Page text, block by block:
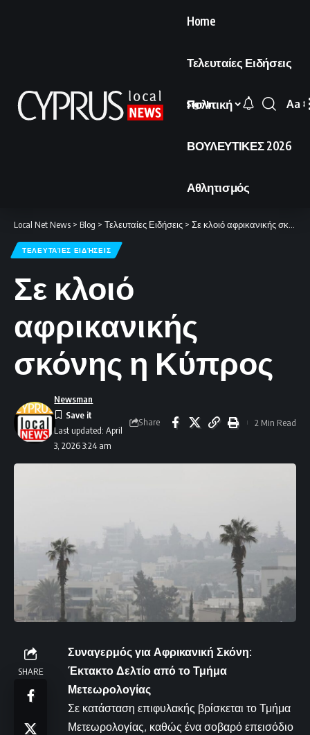
Home
Τελευταίες Ειδήσεις
Πολιτική
ΒΟΥΛΕΥΤΙΚΕΣ 2026
Αθλητισμός
Sign In
Font
Aa
Local Net News > Blog > Τελευταίες Ειδήσεις > Σε κλοιό αφρικανικής σκόνης η Κύπρος
ΤΕΛΕΥΤΑΊΕΣ ΕΙΔΉΣΕΙΣ
Σε κλοιό
αφρικανικής
σκόνης η Κύπρος
Last updated: April
3, 2026 3:24 am
Newsman
Share 2 Min Read
SHARE
Συναγερμός για Αφρικανική Σκόνη:
Έκτακτο Δελτίο από το Τμήμα
Μετεωρολογίας
Σε κατάσταση επιφυλακής βρίσκεται το Τμήμα
Μετεωρολογίας, καθώς ένα σοβαρό επεισόδιο